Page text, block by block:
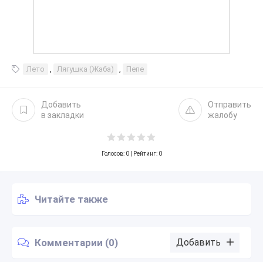
Лето , Лягушка (Жаба) , Пепе
Добавить
в закладки
Отправить
жалобу
Голосов: 0| Рейтинг: 0
Читайте также
Комментарии (0) Добавить